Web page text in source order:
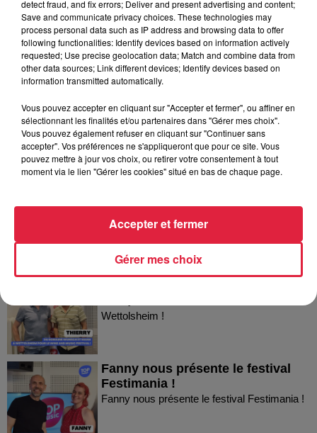
Les dernières infos sur la venue du
pape à Metz en septembre
5 août 2026
l’après Euro-Mir
Dans la même série
Wettolsheim !
Fanny nous présente le festival
Festimania !
Fanny nous présente le festival Festimania !
detect fraud, and fix errors; Deliver and present advertising and content;
Save and communicate privacy choices. These technologies may
process personal data such as IP address and browsing data to offer
following functionalities: Identify devices based on information actively
requested; Use precise geolocation data; Match and combine data from
other data sources; Link different devices; Identify devices based on
information transmitted automatically.
Vous pouvez accepter en cliquant sur "Accepter et fermer", ou affiner en
sélectionnant les finalités et/ou partenaires dans "Gérer mes choix".
Vous pouvez également refuser en cliquant sur "Continuer sans
accepter". Vos préférences ne s'appliqueront que pour ce site. Vous
pouvez mettre à jour vos choix, ou retirer votre consentement à tout
moment via le lien "Gérer les cookies" situé en bas de chaque page.
Gérer mes choix
Accepter et fermer